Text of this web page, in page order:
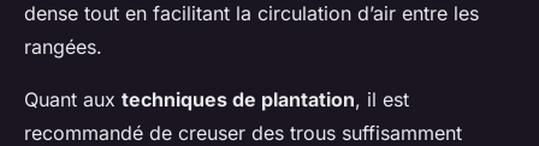
dense tout en facilitant la circulation d’air entre les
rangées.
Quant aux techniques de plantation, il est
recommandé de creuser des trous suffisamment